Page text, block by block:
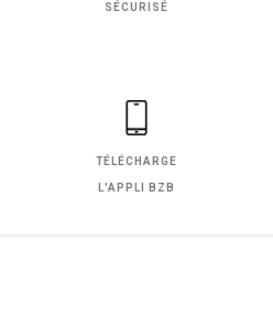
SÉCURISÉ
TÉLÉCHARGE
L'APPLI BZB